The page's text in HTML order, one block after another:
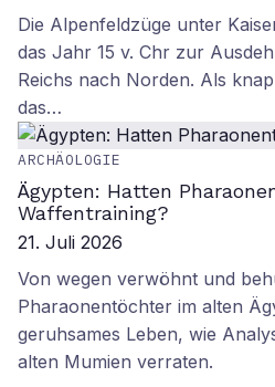
Die Alpenfeldzüge unter
das Jahr 15 v. Chr zur
Reichs nach Norden. Als
das…
ARCHÄOLOGIE
Ägypten: Hatten
Waffentraining?
21. Juli 2026
Von wegen verwöhnt und
Pharaonentöchter im alten
geruhsames Leben, wie
alten Mumien verraten.